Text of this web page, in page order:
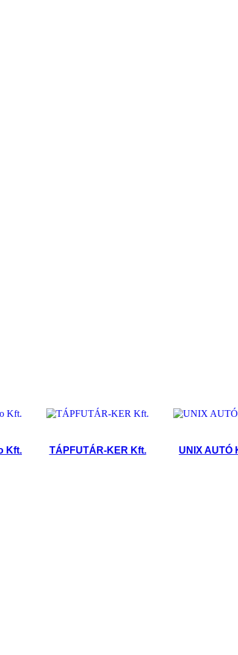
TÁPFUTÁR-KER Kft. UNIX AUTÓ KFT.